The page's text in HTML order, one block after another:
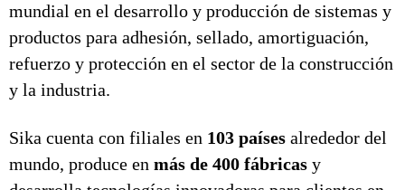
mundial en el desarrollo y producción de sistemas y
productos para adhesión, sellado, amortiguación,
refuerzo y protección en el sector de la construcción
y la industria.
Sika cuenta con filiales en 103 países alrededor del
mundo, produce en más de 400 fábricas y